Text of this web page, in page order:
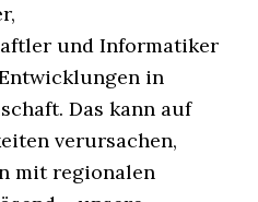
und Informatiker
in
Das kann auf
verursachen,
mit regionalen